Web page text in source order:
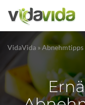
VidaVida »